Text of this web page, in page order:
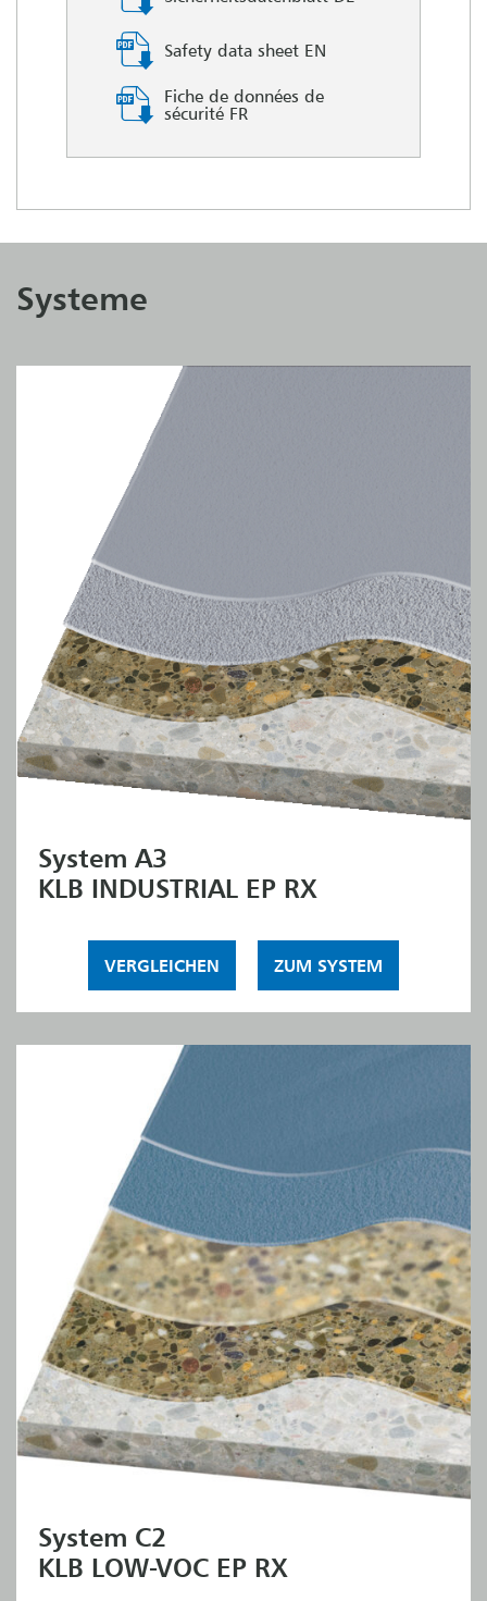
Safety data sheet EN
Fiche de données de
sécurité FR
Systeme
System A3
KLB INDUSTRIAL EP RX
VERGLEICHEN ZUM SYSTEM
System C2
KLB LOW-VOC EP RX